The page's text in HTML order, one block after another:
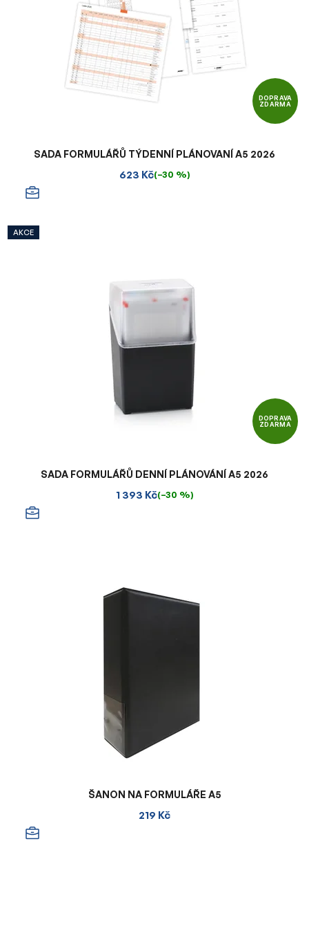
DOPRAVA
ZDARMA
SADA FORMULÁŘŮ TÝDENNÍ PLÁNOVANÍ A5 2026
623 Kč(–30 %)
AKCE
DOPRAVA
ZDARMA
SADA FORMULÁŘŮ DENNÍ PLÁNOVÁNÍ A5 2026
1 393 Kč(–30 %)
ŠANON NA FORMULÁŘE A5
219 Kč